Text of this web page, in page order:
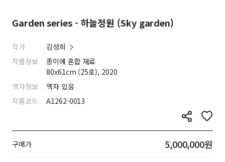
Garden series - 하늘정원 (Sky garden)
작가
김성희
작품정보
종이에 혼합 재료
80x61cm (25호), 2020
액자정보
액자 있음
작품코드
A1262-0013
구매가 5,000,000원